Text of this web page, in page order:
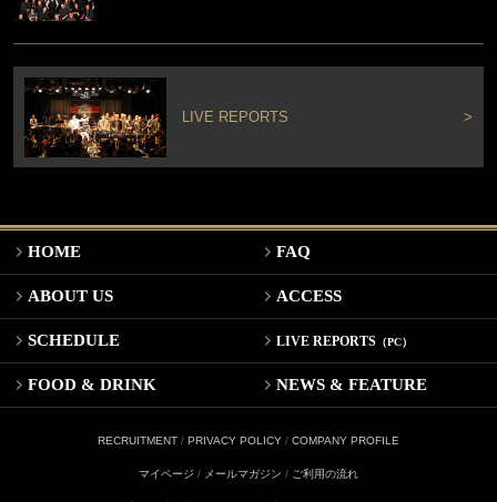
LIVE REPORTS >
HOME FAQ
ABOUT US ACCESS
SCHEDULE LIVE REPORTS （PC）
FOOD & DRINK NEWS & FEATURE
RECRUITMENT / PRIVACY POLICY / COMPANY PROFILE
マイページ / メールマガジン / ご利用の流れ